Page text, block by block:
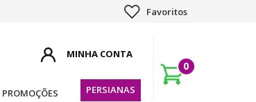
Favoritos
PROMOÇÕES PERSIANAS
0